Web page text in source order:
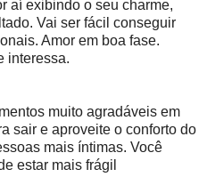
aí exibindo o seu charme,
Vai ser fácil conseguir
Amor em boa fase.
interessa.
muito agradáveis em
sair e aproveite o conforto do
mais íntimas. Você
estar mais frágil